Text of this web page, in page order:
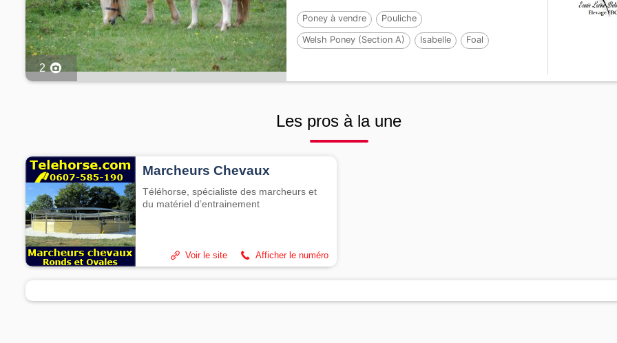
2
Poney à vendre Pouliche
Welsh Poney (Section A) Isabelle Foal
Les pros à la une
Marcheurs Chevaux
Téléhorse, spécialiste des marcheurs et
du matériel d’entrainement
Afficher le numéro
Voir le site